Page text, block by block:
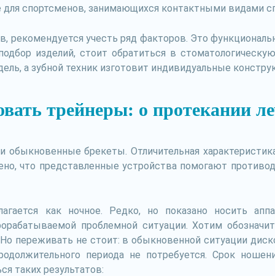
для спортсменов, занимающихся контактными видами
рекомендуется учесть ряд факторов. Это
изделий, стоит обратиться в
а зубной техник изготовит индивидуальные
трейнеры: о протекании
брекеты. Отличительная
что представленные устройства помогают
как ночное. Редко, но показано носить
проблемной ситуации. Хотим
Но переживать не стоит: в обыкновенной ситуации
периода не потребуется. Срок
таких результатов: